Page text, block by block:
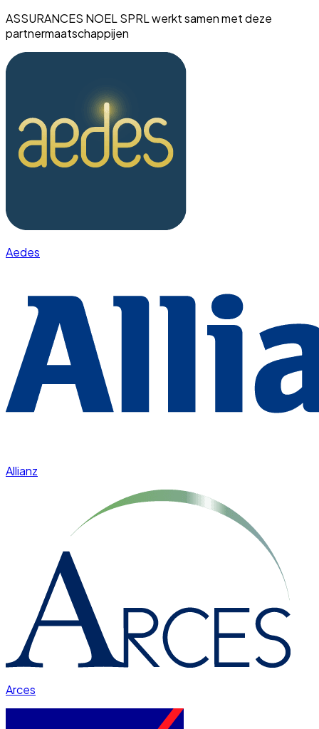
ASSURANCES NOEL SPRL werkt samen met deze
partnermaatschappijen
Aedes
Allianz
Arces